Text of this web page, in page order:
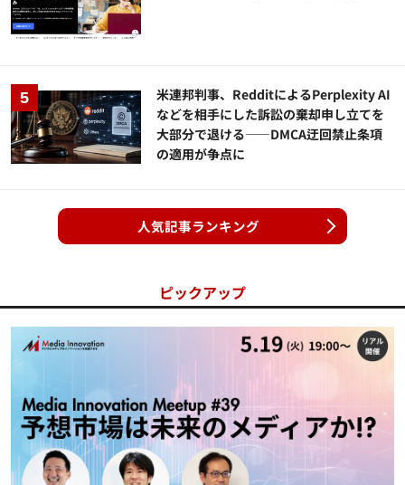
米連邦判事、RedditによるPerplexity AI
などを相手にした訴訟の棄却申し立てを
大部分で退ける——DMCA迂回禁止条項
の適用が争点に
人気記事ランキング
ピックアップ